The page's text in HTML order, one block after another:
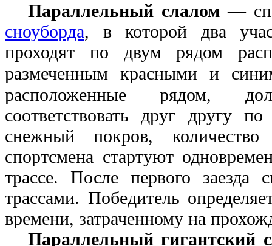
Параллельный слалом—
сноуборда, в которой два
проходят по двум рядом
размеченным красными и
расположенные рядом,
соответствовать друг другу
снежный покров,
спортсмена стартуют
трассе. После первого заезда
трассами. Победитель
времени, затраченному на
Параллельный гигантский